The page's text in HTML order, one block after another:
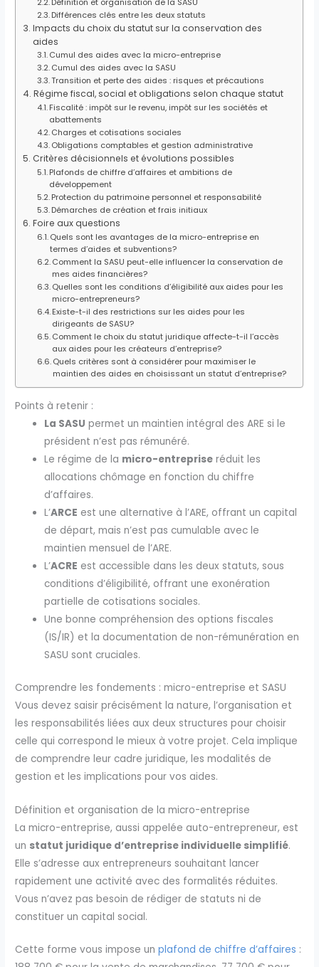
Différences clés entre les deux statuts
Impacts du choix du statut sur la conservation des
aides
Cumul des aides avec la micro-entreprise
Cumul des aides avec la SASU
Transition et perte des aides : risques et précautions
Régime fiscal, social et obligations selon chaque statut
Fiscalité : impôt sur le revenu, impôt sur les sociétés et
abattements
Charges et cotisations sociales
Obligations comptables et gestion administrative
Critères décisionnels et évolutions possibles
Plafonds de chiffre d’affaires et ambitions de
développement
Protection du patrimoine personnel et responsabilité
Démarches de création et frais initiaux
Foire aux questions
Quels sont les avantages de la micro-entreprise en
termes d’aides et subventions?
Comment la SASU peut-elle influencer la conservation de
mes aides financières?
Quelles sont les conditions d’éligibilité aux aides pour les
micro-entrepreneurs?
Existe-t-il des restrictions sur les aides pour les
dirigeants de SASU?
Comment le choix du statut juridique affecte-t-il l’accès
aux aides pour les créateurs d’entreprise?
Quels critères sont à considérer pour maximiser le
maintien des aides en choisissant un statut d’entreprise?
Points à retenir :
La SASU permet un maintien intégral des ARE si le
président n’est pas rémunéré.
Le régime de la micro-entreprise réduit les
allocations chômage en fonction du chiffre
d’affaires.
L’ARCE est une alternative à l’ARE, offrant un capital
de départ, mais n’est pas cumulable avec le
maintien mensuel de l’ARE.
L’ACRE est accessible dans les deux statuts, sous
conditions d’éligibilité, offrant une exonération
partielle de cotisations sociales.
Une bonne compréhension des options fiscales
(IS/IR) et la documentation de non-rémunération en
SASU sont cruciales.
Comprendre les fondements : micro-entreprise et SASU
Vous devez saisir précisément la nature, l’organisation et
les responsabilités liées aux deux structures pour choisir
celle qui correspond le mieux à votre projet. Cela implique
de comprendre leur cadre juridique, les modalités de
gestion et les implications pour vos aides.
Définition et organisation de la micro-entreprise
La micro-entreprise, aussi appelée auto-entrepreneur, est
un statut juridique d’entreprise individuelle simplifié.
Elle s’adresse aux entrepreneurs souhaitant lancer
rapidement une activité avec des formalités réduites.
Vous n’avez pas besoin de rédiger de statuts ni de
constituer un capital social.
Cette forme vous impose unplafond de chiffre d’affaires :